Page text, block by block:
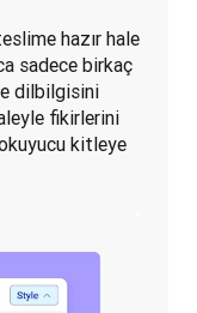
hazır hale
sadece birkaç
dilbilgisini
fikirlerini
kitleye